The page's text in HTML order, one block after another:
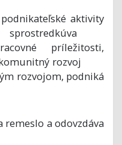
aktivity
sprostredkúva
príležitosti,
komunitný rozvoj
podniká
remeslo a odovzdáva